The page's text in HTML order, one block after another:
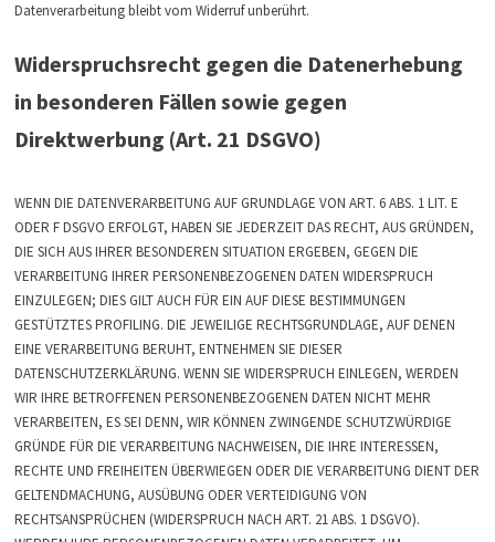
Datenverarbeitung bleibt vom Widerruf unberührt.
Widerspruchsrecht gegen die Datenerhebung
in besonderen Fällen sowie gegen
Direktwerbung (Art. 21 DSGVO)
WENN DIE DATENVERARBEITUNG AUF GRUNDLAGE VON ART. 6 ABS. 1 LIT. E
ODER F DSGVO ERFOLGT, HABEN SIE JEDERZEIT DAS RECHT, AUS GRÜNDEN,
DIE SICH AUS IHRER BESONDEREN SITUATION ERGEBEN, GEGEN DIE
VERARBEITUNG IHRER PERSONENBEZOGENEN DATEN WIDERSPRUCH
EINZULEGEN; DIES GILT AUCH FÜR EIN AUF DIESE BESTIMMUNGEN
GESTÜTZTES PROFILING. DIE JEWEILIGE RECHTSGRUNDLAGE, AUF DENEN
EINE VERARBEITUNG BERUHT, ENTNEHMEN SIE DIESER
DATENSCHUTZERKLÄRUNG. WENN SIE WIDERSPRUCH EINLEGEN, WERDEN
WIR IHRE BETROFFENEN PERSONENBEZOGENEN DATEN NICHT MEHR
VERARBEITEN, ES SEI DENN, WIR KÖNNEN ZWINGENDE SCHUTZWÜRDIGE
GRÜNDE FÜR DIE VERARBEITUNG NACHWEISEN, DIE IHRE INTERESSEN,
RECHTE UND FREIHEITEN ÜBERWIEGEN ODER DIE VERARBEITUNG DIENT DER
GELTENDMACHUNG, AUSÜBUNG ODER VERTEIDIGUNG VON
RECHTSANSPRÜCHEN (WIDERSPRUCH NACH ART. 21 ABS. 1 DSGVO).